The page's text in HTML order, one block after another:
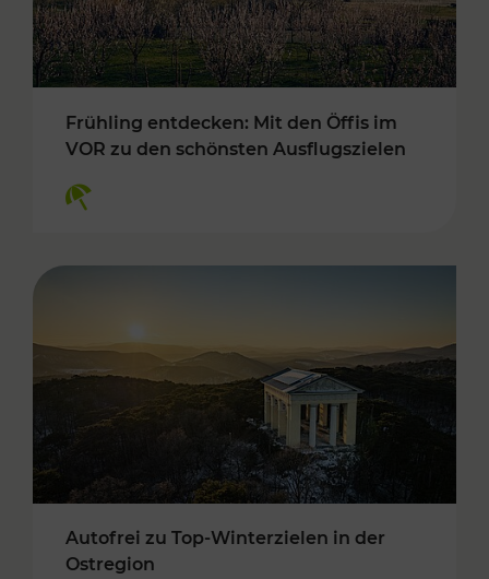
Frühling entdecken: Mit den Öffis im
VOR zu den schönsten Ausflugszielen
Autofrei zu Top-Winterzielen in der
Ostregion